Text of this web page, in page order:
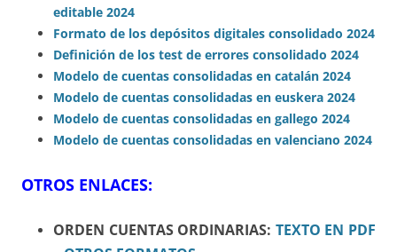
editable 2024
Formato de los depósitos digitales consolidado 2024​
Definición de los test de errores consolidado 2024
Modelo de cuentas consolidadas en catalán 2024​
Modelo de cuentas consolidadas en euskera 2024
Modelo de cuentas consolidadas en gallego 2024​
Modelo de cuentas consolidadas en valenciano 2024​​
OTROS ENLACES:
ORDEN CUENTAS ORDINARIAS: TEXTO EN PDF